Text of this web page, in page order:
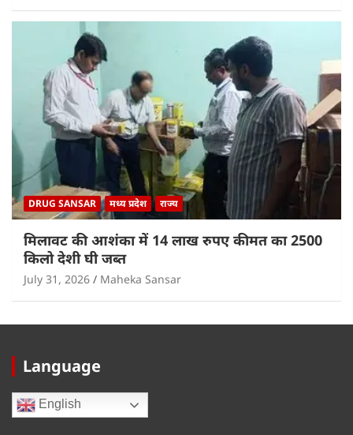
DRUG SANSAR मध्य प्रदेश राज्य
मिलावट की आशंका में 14 लाख रुपए कीमत का 2500
किलो देशी घी जब्त
July 31, 2026 Maheka Sansar
Language
English